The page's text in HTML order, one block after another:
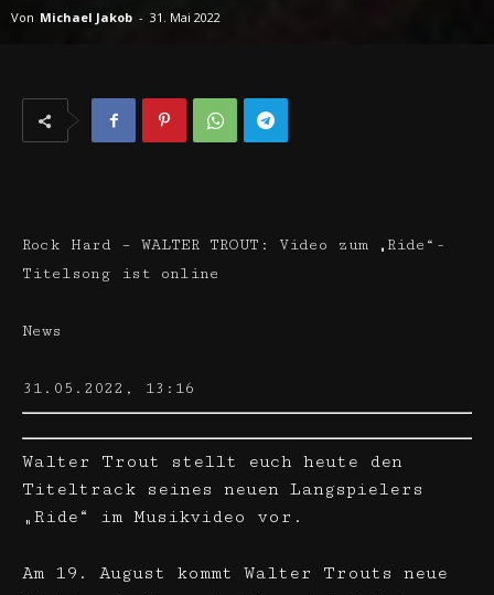
Von Michael Jakob - 31. Mai 2022
Rock Hard – WALTER TROUT: Video zum „Ride“-
Titelsong ist online
News
31.05.2022, 13:16
Walter Trout stellt euch heute den
Titeltrack seines neuen Langspielers
„Ride“ im Musikvideo vor.
Am 19. August kommt Walter Trouts neue